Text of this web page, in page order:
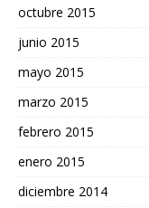
octubre 2015
junio 2015
mayo 2015
marzo 2015
febrero 2015
enero 2015
diciembre 2014